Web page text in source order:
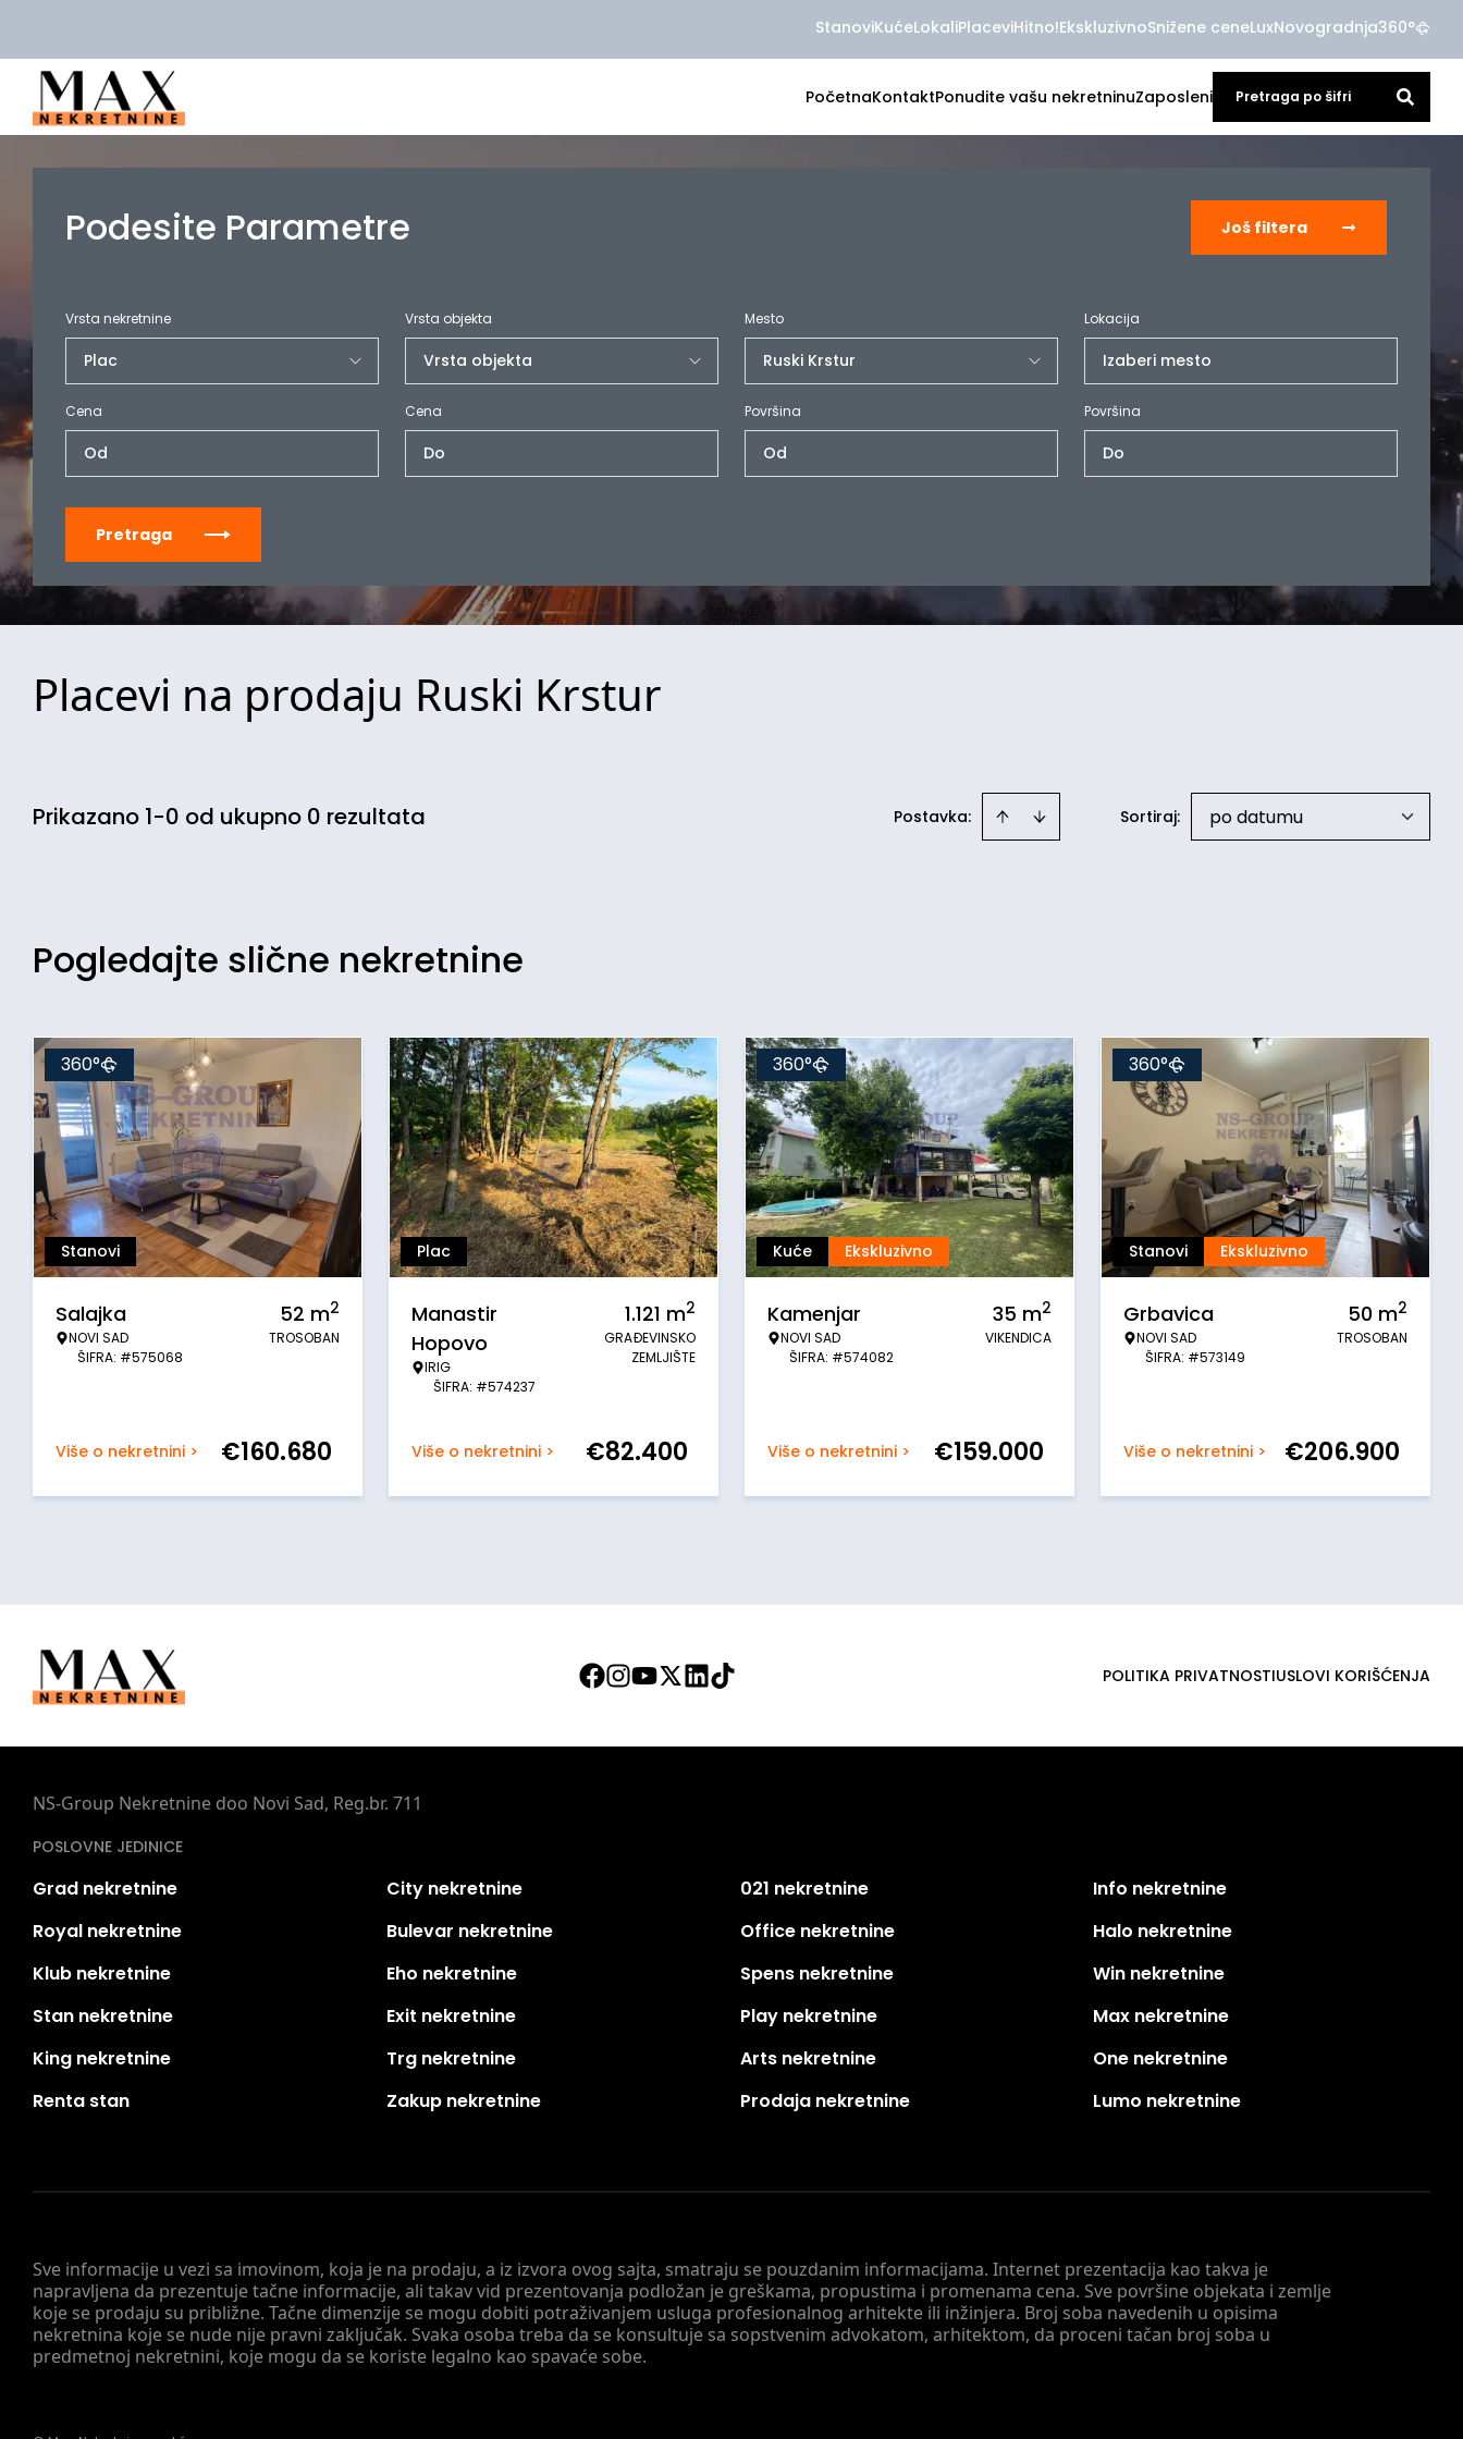
StanoviKućeLokaliPlaceviHitno!EkskluzivnoSnižene ceneLuxNovogradnja360°
PočetnaKontaktPonudite vašu nekretninuZaposleni
Podesite Parametre Još filtera
Vrsta nekretnine Vrsta objekta Mesto Lokacija
Izaberi mesto
Cena Cena Površina Površina
Pretraga
Placevi na prodaju Ruski Krstur
Prikazano 1-0 od ukupno 0 rezultata Postavka: Sortiraj: po datumu
Pogledajte slične nekretnine
Stanovi
360°
Salajka
NOVI SAD
ŠIFRA: #575068
52 m2
TROSOBAN
Više o nekretnini > €160.680
Plac
Manastir
Hopovo
IRIG
ŠIFRA: #574237
1.121 m2
GRAĐEVINSKO
ZEMLJIŠTE
Više o nekretnini > €82.400
Kuće Ekskluzivno
360°
Kamenjar
NOVI SAD
ŠIFRA: #574082
35 m2
VIKENDICA
Više o nekretnini > €159.000
Stanovi Ekskluzivno
360°
Grbavica
NOVI SAD
ŠIFRA: #573149
50 m2
TROSOBAN
Više o nekretnini > €206.900
POLITIKA PRIVATNOSTIUSLOVI KORIŠĆENJA
Sve informacije u vezi sa imovinom, koja je na prodaju, a iz izvora ovog sajta, smatraju se pouzdanim informacijama. Internet prezentacija kao takva je
napravljena da prezentuje tačne informacije, ali takav vid prezentovanja podložan je greškama, propustima i promenama cena. Sve površine objekata i zemlje
koje se prodaju su približne. Tačne dimenzije se mogu dobiti potraživanjem usluga profesionalnog arhitekte ili inžinjera. Broj soba navedenih u opisima
nekretnina koje se nude nije pravni zaključak. Svaka osoba treba da se konsultuje sa sopstvenim advokatom, arhitektom, da proceni tačan broj soba u
predmetnoj nekretnini, koje mogu da se koriste legalno kao spavaće sobe.
NS-Group Nekretnine doo Novi Sad, Reg.br. 711
POSLOVNE JEDINICE
Grad nekretnine City nekretnine 021 nekretnine
Info nekretnine
Royal nekretnine
Bulevar nekretnine Office nekretnine
Halo nekretnine
Klub nekretnine
Eho nekretnine Spens nekretnine
Win nekretnine
Stan nekretnine
Exit nekretnine Play nekretnine
Max nekretnine
King nekretnine
Trg nekretnine Arts nekretnine
One nekretnine
Renta stan
Zakup nekretnine Prodaja nekretnine Lumo nekretnine